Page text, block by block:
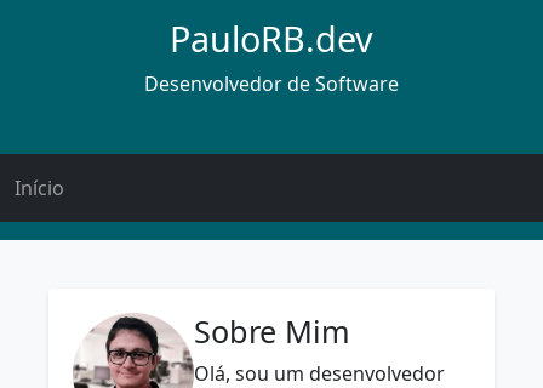
PauloRB.dev
Desenvolvedor de Software
Início
Sobre Mim
Olá, sou um desenvolvedor